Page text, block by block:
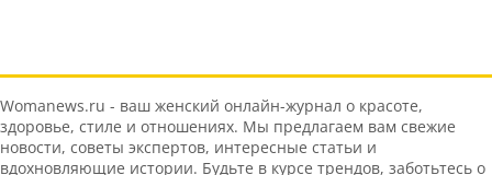
Womanews.ru - ваш женский онлайн-журнал о красоте,
здоровье, стиле и отношениях. Мы предлагаем вам свежие
новости, советы экспертов, интересные статьи и
вдохновляющие истории. Будьте в курсе трендов, заботьтесь о